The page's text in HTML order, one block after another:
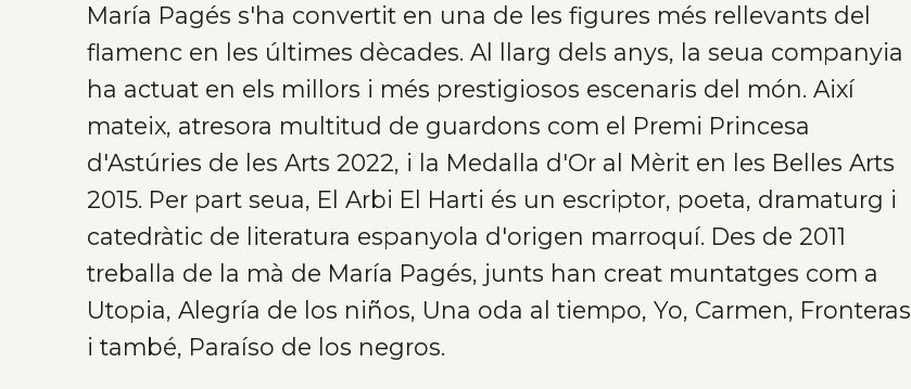
María Pagés s'ha convertit en una de les figures més rellevants del
flamenc en les últimes dècades. Al llarg dels anys, la seua companyia
ha actuat en els millors i més prestigiosos escenaris del món. Així
mateix, atresora multitud de guardons com el Premi Princesa
d'Astúries de les Arts 2022, i la Medalla d'Or al Mèrit en les Belles Arts
2015. Per part seua, El Arbi El Harti és un escriptor, poeta, dramaturg i
catedràtic de literatura espanyola d'origen marroquí. Des de 2011
treballa de la mà de María Pagés, junts han creat muntatges com a
Utopia, Alegría de los niños, Una oda al tiempo, Yo, Carmen, Fronteras
i també, Paraíso de los negros.